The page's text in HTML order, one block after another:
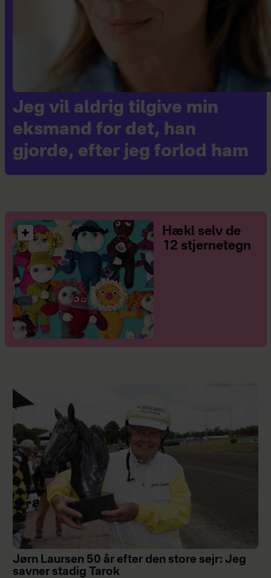
Jeg vil aldrig tilgive min
eksmand for det, han
gjorde, efter jeg forlod ham
Hækl selv de
12 stjernetegn
Jørn Laursen 50 år efter den store sejr: Jeg
savner stadig Tarok